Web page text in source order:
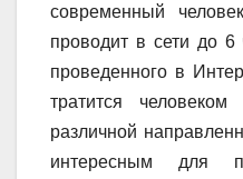
современный
проводит в сети до
проведенного в
тратится
различной
интересным для